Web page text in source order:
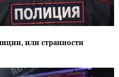
или странности